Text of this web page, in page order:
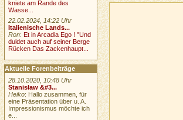
kniete am Rande des
Wasse...
22.02.2024, 14:22 Uhr
Italienische Lands...
Ron:Et in Arcadia Ego ! "Und
duldet auch auf seiner Berge
Rücken Das Zackenhaupt...
Aktuelle Forenbeiträge
28.10.2020, 10:48 Uhr
Stanisław &#3...
Heiko: Hallo zusammen, für
eine Präsentation über u. A.
Impressionismus möchte ich
e...